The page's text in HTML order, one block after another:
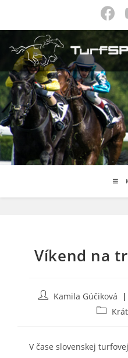
Víkend na
Post Kamila Gúčiková
Post
V čase slovenskej